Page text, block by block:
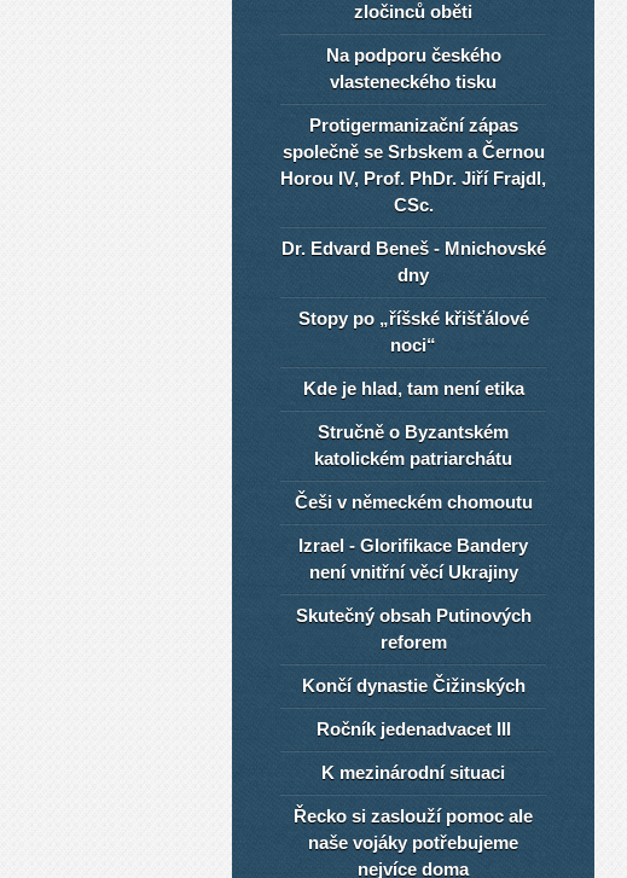
zločinců oběti
Na podporu českého
vlasteneckého tisku
Protigermanizační zápas
společně se Srbskem a Černou
Horou IV, Prof. PhDr. Jiří Frajdl,
CSc.
Dr. Edvard Beneš - Mnichovské
dny
Stopy po „říšské křišťálové
noci“
Kde je hlad, tam není etika
Stručně o Byzantském
katolickém patriarchátu
Češi v německém chomoutu
Izrael - Glorifikace Bandery
není vnitřní věcí Ukrajiny
Skutečný obsah Putinových
reforem
Končí dynastie Čižinských
Ročník jedenadvacet III
K mezinárodní situaci
Řecko si zaslouží pomoc ale
naše vojáky potřebujeme
nejvíce doma